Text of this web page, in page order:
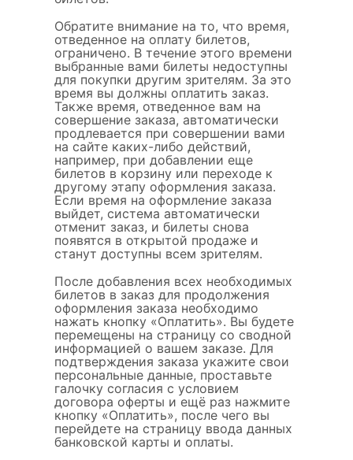
Обратите внимание на то, что время,
отведенное на оплату билетов,
ограничено. В течение этого времени
выбранные вами билеты недоступны
для покупки другим зрителям. За это
время вы должны оплатить заказ.
Также время, отведенное вам на
совершение заказа, автоматически
продлевается при совершении вами
на сайте каких-либо действий,
например, при добавлении еще
билетов в корзину или переходе к
другому этапу оформления заказа.
Если время на оформление заказа
выйдет, система автоматически
отменит заказ, и билеты снова
появятся в открытой продаже и
станут доступны всем зрителям.
После добавления всех необходимых
билетов в заказ для продолжения
оформления заказа необходимо
нажать кнопку «Оплатить». Вы будете
перемещены на страницу со сводной
информацией о вашем заказе. Для
подтверждения заказа укажите свои
персональные данные, проставьте
галочку согласия с условием
договора оферты и ещё раз нажмите
кнопку «Оплатить», после чего вы
перейдете на страницу ввода данных
банковской карты и оплаты.